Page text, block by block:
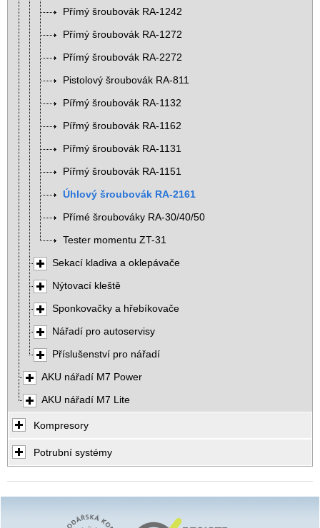
Přímý šroubovák RA-1242
Přímý šroubovák RA-1272
Přímý šroubovák RA-2272
Pistolový šroubovák RA-811
Pířmý šroubovák RA-1132
Pířmý šroubovák RA-1162
Pířmý šroubovák RA-1131
Pířmý šroubovák RA-1151
Úhlový šroubovák RA-2161
Přímé šroubováky RA-30/40/50
Tester momentu ZT-31
Sekací kladiva a oklepávače
Nýtovací kleště
Sponkovačky a hřebíkovače
Nářadí pro autoservisy
Příslušenství pro nářadí
AKU nářadí M7 Power
AKU nářadí M7 Lite
Kompresory
Potrubní systémy